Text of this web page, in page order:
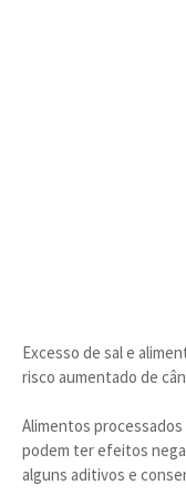
Excesso de sal e
risco aumentado de
Alimentos
podem ter efeitos
alguns aditivos e